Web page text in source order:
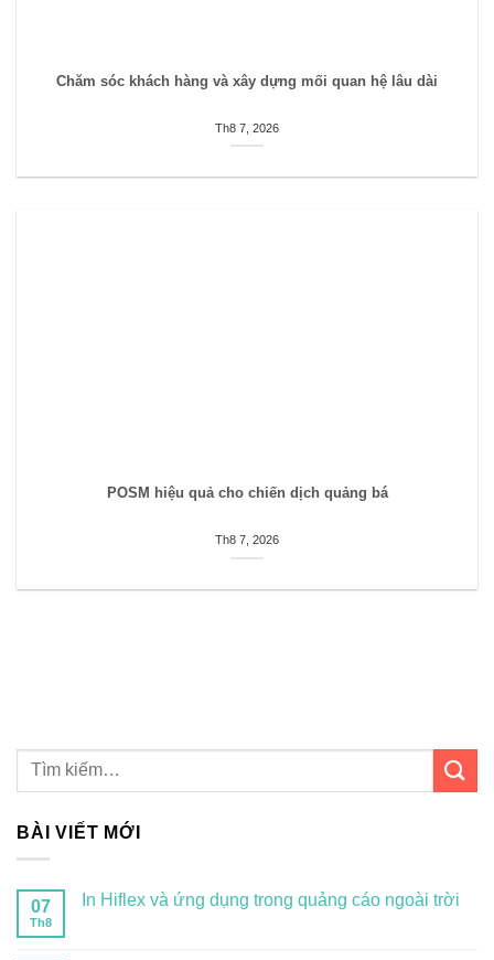
Chăm sóc khách hàng và xây dựng mối quan hệ lâu dài
Th8 7, 2026
POSM hiệu quả cho chiến dịch quảng bá
Th8 7, 2026
BÀI VIẾT MỚI
07
Th8
In Hiflex và ứng dụng trong quảng cáo ngoài trời